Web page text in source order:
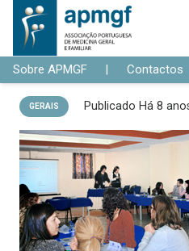
Sobre APMGF | Contactos
GERAIS Publicado Há 8